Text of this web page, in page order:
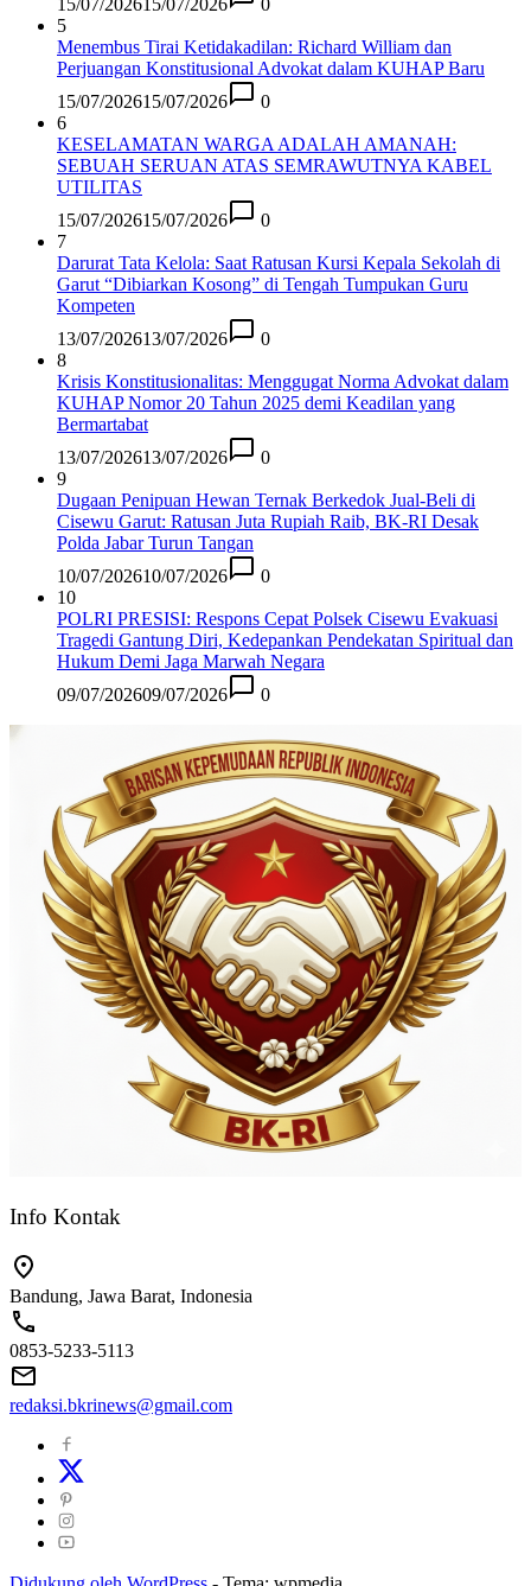
15/07/202615/07/2026
0
5
Menembus Tirai Ketidakadilan: Richard William dan
Perjuangan Konstitusional Advokat dalam KUHAP Baru
15/07/202615/07/2026
0
6
KESELAMATAN WARGA ADALAH AMANAH:
SEBUAH SERUAN ATAS SEMRAWUTNYA KABEL
UTILITAS
15/07/202615/07/2026
0
7
Darurat Tata Kelola: Saat Ratusan Kursi Kepala Sekolah di
Garut “Dibiarkan Kosong” di Tengah Tumpukan Guru
Kompeten
13/07/202613/07/2026
0
8
Krisis Konstitusionalitas: Menggugat Norma Advokat dalam
KUHAP Nomor 20 Tahun 2025 demi Keadilan yang
Bermartabat
13/07/202613/07/2026
0
9
Dugaan Penipuan Hewan Ternak Berkedok Jual-Beli di
Cisewu Garut: Ratusan Juta Rupiah Raib, BK-RI Desak
Polda Jabar Turun Tangan
10/07/202610/07/2026
0
10
POLRI PRESISI: Respons Cepat Polsek Cisewu Evakuasi
Tragedi Gantung Diri, Kedepankan Pendekatan Spiritual dan
Hukum Demi Jaga Marwah Negara
09/07/202609/07/2026 0
Info Kontak
Bandung, Jawa Barat, Indonesia
0853-5233-5113
redaksi.bkrinews@gmail.com